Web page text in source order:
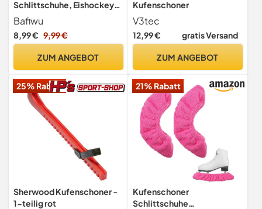
Schlittschuhe, Eishockey
Schlittschuhe Schoner
Bafiwu
8,99 € 9,99 €
ZUM ANGEBOT
Kufenschoner
V3tec
12,99 € gratis Versand
ZUM ANGEBOT
25% Rabatt
Sherwood Kufenschoner -
1-teilig rot
21% Rabatt
Kufenschoner
Schlittschuhe